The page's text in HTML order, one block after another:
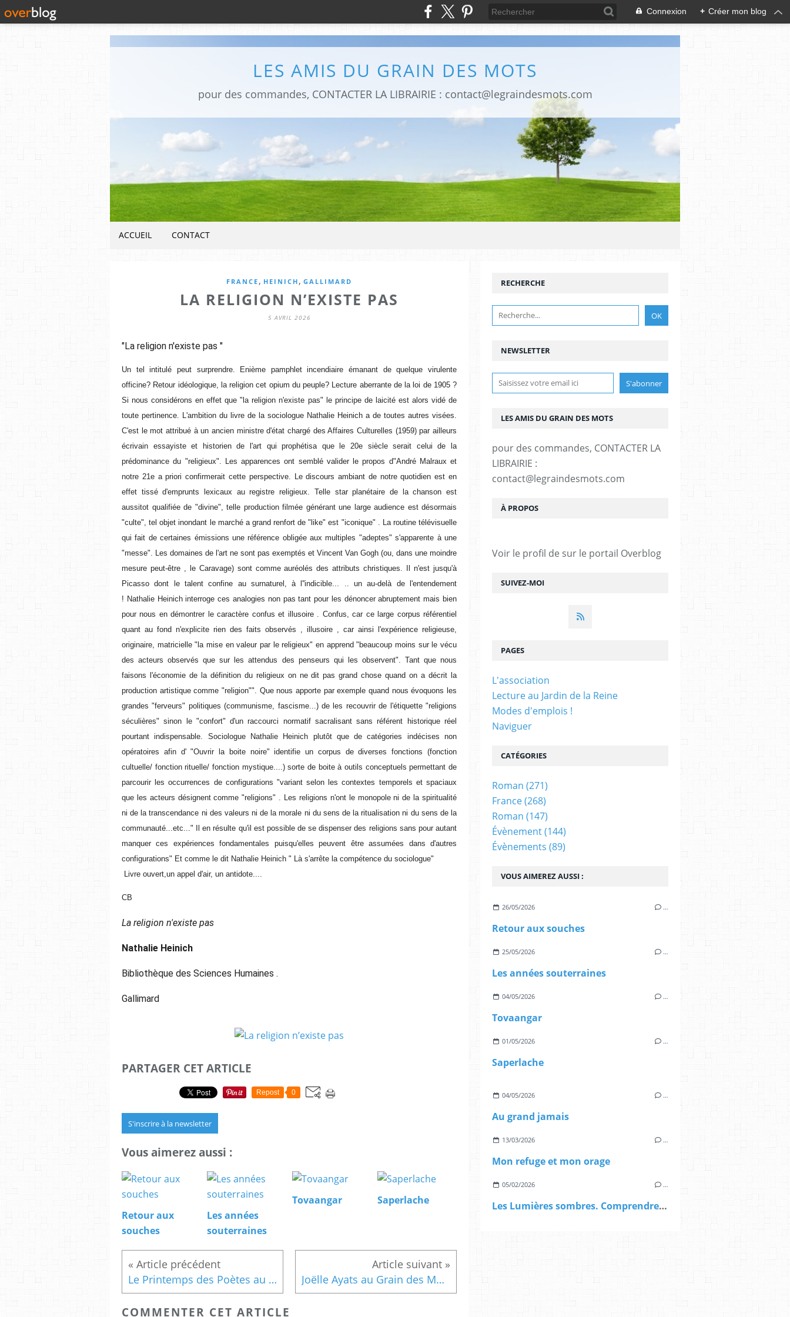
Connexion + Créer mon blog
LES AMIS DU GRAIN DES MOTS
pour des commandes, CONTACTER LA LIBRAIRIE : contact@legraindesmots.com
ACCUEIL CONTACT
FRANCE , HEINICH , GALLIMARD
LA RELIGION N’EXISTE PAS
5 AVRIL 2026
"La religion n'existe pas "
Un tel intitulé peut surprendre. Enième pamphlet incendiaire émanant de quelque virulente
officine? Retour idéologique, la religion cet opium du peuple? Lecture aberrante de la loi de 1905 ?
Si nous considérons en effet que "la religion n'existe pas" le principe de laicité est alors vidé de
toute pertinence. L'ambition du livre de la sociologue Nathalie Heinich a de toutes autres visées.
C'est le mot attribué à un ancien ministre d'état chargé des Affaires Culturelles (1959) par ailleurs
écrivain essayiste et historien de l'art qui prophétisa que le 20e siècle serait celui de la
prédominance du "religieux". Les apparences ont semblé valider le propos d"André Malraux et
notre 21e a priori confirmerait cette perspective. Le discours ambiant de notre quotidien est en
effet tissé d'emprunts lexicaux au registre religieux. Telle star planétaire de la chanson est
aussitot qualifiée de "divine", telle production filmée générant une large audience est désormais
"culte", tel objet inondant le marché a grand renfort de "like" est "iconique" . La routine télévisuelle
qui fait de certaines émissions une référence obligée aux multiples "adeptes" s'apparente à une
"messe". Les domaines de l'art ne sont pas exemptés et Vincent Van Gogh (ou, dans une moindre
mesure peut-être , le Caravage) sont comme auréolés des attributs christiques. Il n'est jusqu'à
Picasso dont le talent confine au surnaturel, à l''indicible... .. un au-delà de l'entendement
! Nathalie Heinich interroge ces analogies non pas tant pour les dénoncer abruptement mais bien
pour nous en démontrer le caractère confus et illusoire . Confus, car ce large corpus référentiel
quant au fond n'explicite rien des faits observés , illusoire , car ainsi l'expérience religieuse,
originaire, matricielle "la mise en valeur par le religieux" en apprend "beaucoup moins sur le vécu
des acteurs observés que sur les attendus des penseurs qui les observent". Tant que nous
faisons l'économie de la définition du religieux on ne dit pas grand chose quand on a décrit la
production artistique comme "religion"". Que nous apporte par exemple quand nous évoquons les
grandes "ferveurs" politiques (communisme, fascisme...) de les recouvrir de l'étiquette "religions
séculières" sinon le "confort" d'un raccourci normatif sacralisant sans référent historique réel
pourtant indispensable. Sociologue Nathalie Heinich plutôt que de catégories indécises non
opératoires afin d' "Ouvrir la boite noire" identifie un corpus de diverses fonctions (fonction
cultuelle/ fonction rituelle/ fonction mystique....) sorte de boite à outils conceptuels permettant de
parcourir les occurrences de configurations "variant selon les contextes temporels et spaciaux
que les acteurs désignent comme "religions" . Les religions n'ont le monopole ni de la spiritualité
ni de la transcendance ni des valeurs ni de la morale ni du sens de la ritualisation ni du sens de la
communauté...etc..." Il en résulte qu'il est possible de se dispenser des religions sans pour autant
manquer ces expériences fondamentales puisqu'elles peuvent être assumées dans d'autres
configurations" Et comme le dit Nathalie Heinich " Là s'arrête la compétence du sociologue"
Livre ouvert,un appel d'air, un antidote....
CB
La religion n'existe pas
Nathalie Heinich
Bibliothèque des Sciences Humaines .
Gallimard
PARTAGER CET ARTICLE
Repost 0
S'inscrire à la newsletter
Vous aimerez aussi :
Retour aux
souches
Les années
souterraines
Tovaangar Saperlache
Le Printemps des Poètes au Grain des Mots Joëlle Ayats au Grain des Mots
COMMENTER CET ARTICLE
NEWSLETTER
SUIVEZ-MOI
RECHERCHE
LES AMIS DU GRAIN DES MOTS
pour des commandes, CONTACTER LA
LIBRAIRIE :
contact@legraindesmots.com
À PROPOS
Voir le profil de sur le portail Overblog
VOUS AIMEREZ AUSSI :
26/05/2026 …
Retour aux souches
25/05/2026 …
Les années souterraines
04/05/2026 …
Tovaangar
01/05/2026 …
Saperlache
04/05/2026 …
Au grand jamais
13/03/2026 …
Mon refuge et mon orage
05/02/2026 …
Les Lumières sombres. Comprendre la pensée néoréactionnaire.
PAGES
L'association
Lecture au Jardin de la Reine
Modes d'emplois !
Naviguer
CATÉGORIES
Roman (271)
France(268)
Roman (147)
Évènement(144)
Évènements (89)